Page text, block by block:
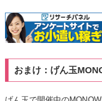
おまけ：げん玉